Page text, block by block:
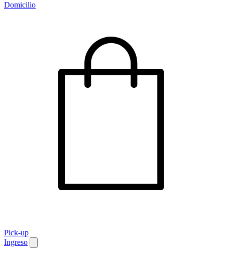
Domicilio
Pick-up
Ingreso